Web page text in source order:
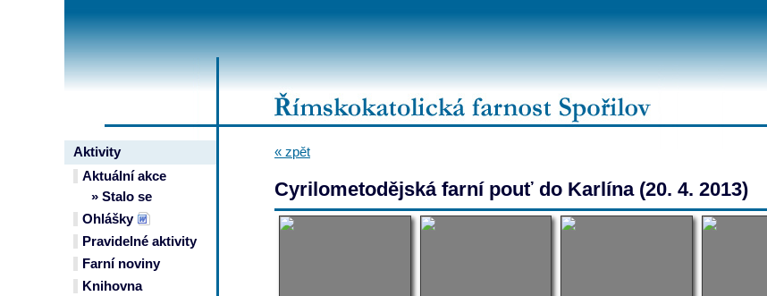
Aktivity
Aktuální akce
» Stalo se
Ohlášky
Pravidelné aktivity
Farní noviny
Knihovna
« zpět
Cyrilometodějská farní pouť do Karlína (20. 4. 2013)